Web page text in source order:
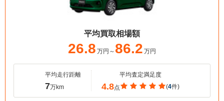
平均買取相場額
26.8 万円～ 86.2 万円
平均走行距離
7万km
平均査定満足度
4.8点 (4件)